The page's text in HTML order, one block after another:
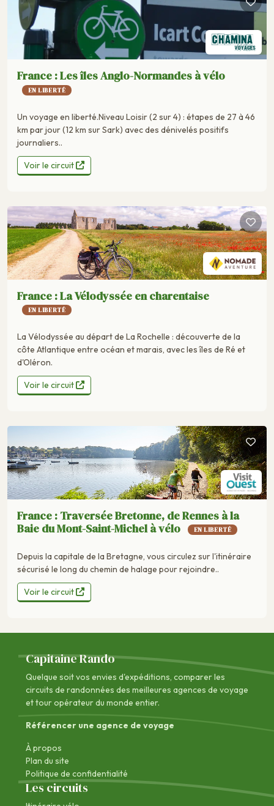
France : Les îles Anglo-Normandes à vélo
EN LIBERTÉ
Un voyage en liberté.Niveau Loisir (2 sur 4) : étapes de 27 à 46
km par jour (12 km sur Sark) avec des dénivelés positifs
journaliers..
Voir le circuit
France : La Vélodyssée en charentaise
EN LIBERTÉ
La Vélodyssée au départ de La Rochelle : découverte de la
côte Atlantique entre océan et marais, avec les îles de Ré et
d'Oléron.
Voir le circuit
France : Traversée Bretonne, de Rennes à la
Baie du Mont-Saint-Michel à vélo
EN LIBERTÉ
Depuis la capitale de la Bretagne, vous circulez sur l'itinéraire
sécurisé le long du chemin de halage pour rejoindre..
Voir le circuit
Capitaine Rando
Quelque soit vos envies d'expéditions, comparer les
circuits de randonnées des meilleures agences de voyage
et tour opérateur du monde entier.
Référencer une agence de voyage
À propos
Plan du site
Politique de confidentialité
Les circuits